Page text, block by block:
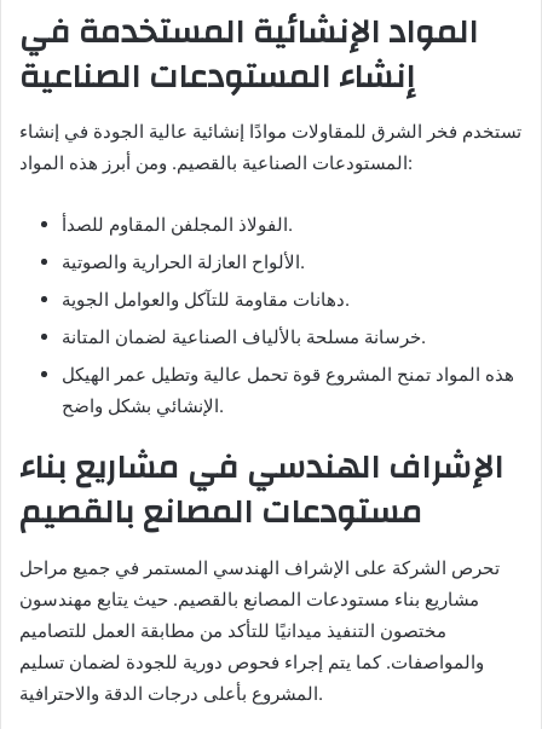
المواد الإنشائية المستخدمة في
إنشاء المستودعات الصناعية
تستخدم فخر الشرق للمقاولات موادًا إنشائية عالية الجودة في إنشاء
المستودعات الصناعية بالقصيم. ومن أبرز هذه المواد:
الفولاذ المجلفن المقاوم للصدأ.
الألواح العازلة الحرارية والصوتية.
دهانات مقاومة للتآكل والعوامل الجوية.
خرسانة مسلحة بالألياف الصناعية لضمان المتانة.
هذه المواد تمنح المشروع قوة تحمل عالية وتطيل عمر الهيكل
الإنشائي بشكل واضح.
الإشراف الهندسي في مشاريع بناء
مستودعات المصانع بالقصيم
تحرص الشركة على الإشراف الهندسي المستمر في جميع مراحل
مشاريع بناء مستودعات المصانع بالقصيم. حيث يتابع مهندسون
مختصون التنفيذ ميدانيًا للتأكد من مطابقة العمل للتصاميم
والمواصفات. كما يتم إجراء فحوص دورية للجودة لضمان تسليم
المشروع بأعلى درجات الدقة والاحترافية.